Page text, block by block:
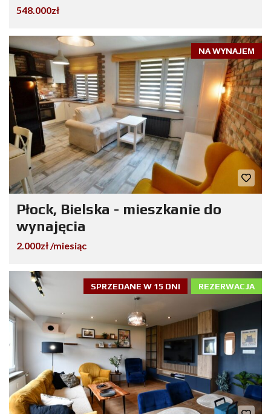
548.000zł
NA WYNAJEM
Płock, Bielska - mieszkanie do
wynajęcia
2.000zł /miesiąc
REZERWACJA
SPRZEDANE W 15 DNI